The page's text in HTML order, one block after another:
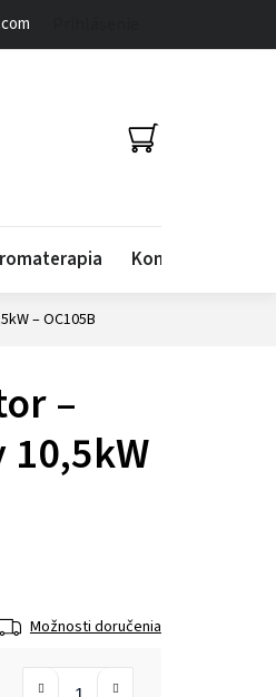
NÁKUPNÝ
KOŠÍK
Kontakty
– OC105B
–
Možnosti doručenia